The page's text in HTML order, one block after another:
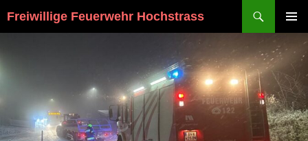
Freiwillige Feuerwehr Hochstrass
MENÜ